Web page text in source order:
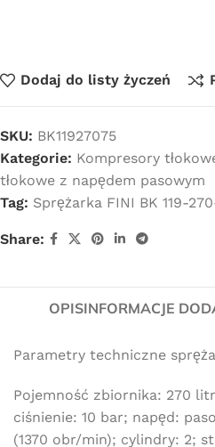
Dodaj do listy życzeń
SKU: BK11927075
Kategorie: Kompresory
tłokowe z napędem pasowym
Tag: Sprężarka FINI BK 119-
Share:
OPISINFORMACJE
Parametry techniczne
Pojemność zbiornika: 270
ciśnienie: 10 bar; napęd:
(1370 obr/min); cylindry: 2;